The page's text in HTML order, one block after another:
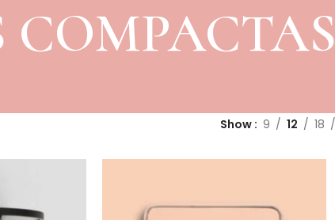
COMPACTAS
Show 9 12 18